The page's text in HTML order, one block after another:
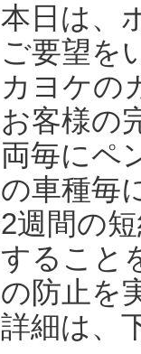
本日は、
ご要望を
カヨケの
お客様の
両毎にペ
の車種毎
2週間の
すること
の防止を
詳細は、